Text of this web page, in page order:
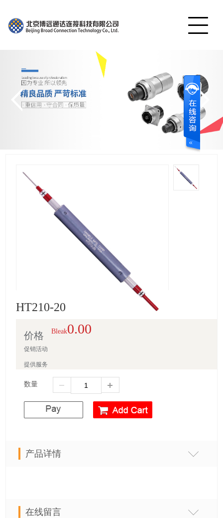
网站首页
公司简介
工程案例
联系我们
HT210-20
价格 Bleak0.00
促销活动
提供服务
数量
产品详情
在线留言